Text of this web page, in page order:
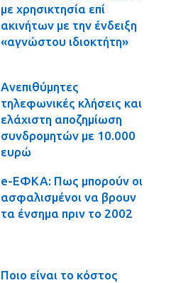
με χρησικτησία επί
ακινήτων με την ένδειξη
«αγνώστου ιδιοκτήτη»
Ανεπιθύμητες
τηλεφωνικές κλήσεις και
ελάχιστη αποζημίωση
συνδρομητών με 10.000
ευρώ
e-ΕΦΚΑ: Πως μπορούν οι
ασφαλισμένοι να βρουν
τα ένσημα πριν το 2002
Ποιο είναι το κόστος